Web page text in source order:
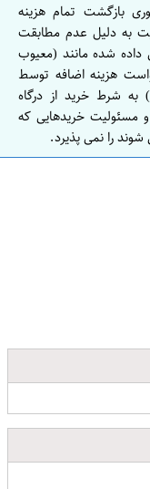
بازگشت تمام هزینه
به دلیل عدم مطابقت
داده شده مانند (معیوب
هزینه اضافه توسط
به شرط خرید از درگاه
مسئولیت خریدهایی که
را نمی پذیرد.